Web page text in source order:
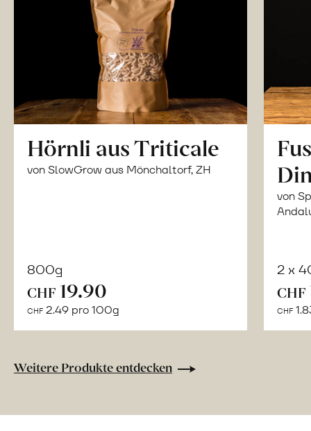
Hörnli aus Triticale
von SlowGrow aus Mönchaltorf, ZH
800g
CHF 19.90
CHF 2.49 pro 100g
von
2 x
CHF
CHF
Weitere Produkte entdecken